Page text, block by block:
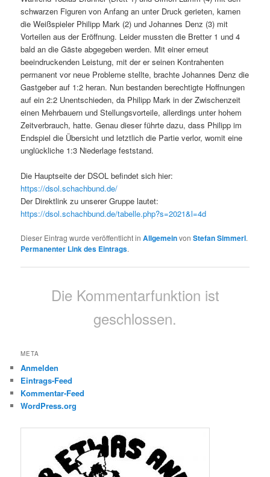
schwarzen Figuren von Anfang an unter Druck gerieten, kamen
die Weißspieler Philipp Mark (2) und Johannes Denz (3) mit
Vorteilen aus der Eröffnung. Leider mussten die Bretter 1 und 4
bald an die Gäste abgegeben werden. Mit einer erneut
beeindruckenden Leistung, mit der er seinen Kontrahenten
permanent vor neue Probleme stellte, brachte Johannes Denz die
Gastgeber auf 1:2 heran. Nun bestanden berechtigte Hoffnungen
auf ein 2:2 Unentschieden, da Philipp Mark in der Zwischenzeit
einen Mehrbauern und Stellungsvorteile, allerdings unter hohem
Zeitverbrauch, hatte. Genau dieser führte dazu, dass Philipp im
Endspiel die Übersicht und letztlich die Partie verlor, womit eine
unglückliche 1:3 Niederlage feststand.
Die Hauptseite der DSOL befindet sich hier:
https://dsol.schachbund.de/
Der Direktlink zu unserer Gruppe lautet:
https://dsol.schachbund.de/tabelle.php?s=2021&l=4d
Dieser Eintrag wurde veröffentlicht inAllgemeinvonStefan Simmerl.
Permanenter Link des Eintrags.
Die Kommentarfunktion ist
geschlossen.
META
Anmelden
Eintrags-Feed
Kommentar-Feed
WordPress.org